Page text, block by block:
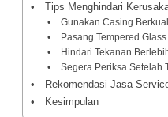
Tips Menghindari
Gunakan Casing
Pasang Tempered Glass
Hindari Tekanan
Segera Periksa Setelah
Rekomendasi Jasa
Kesimpulan